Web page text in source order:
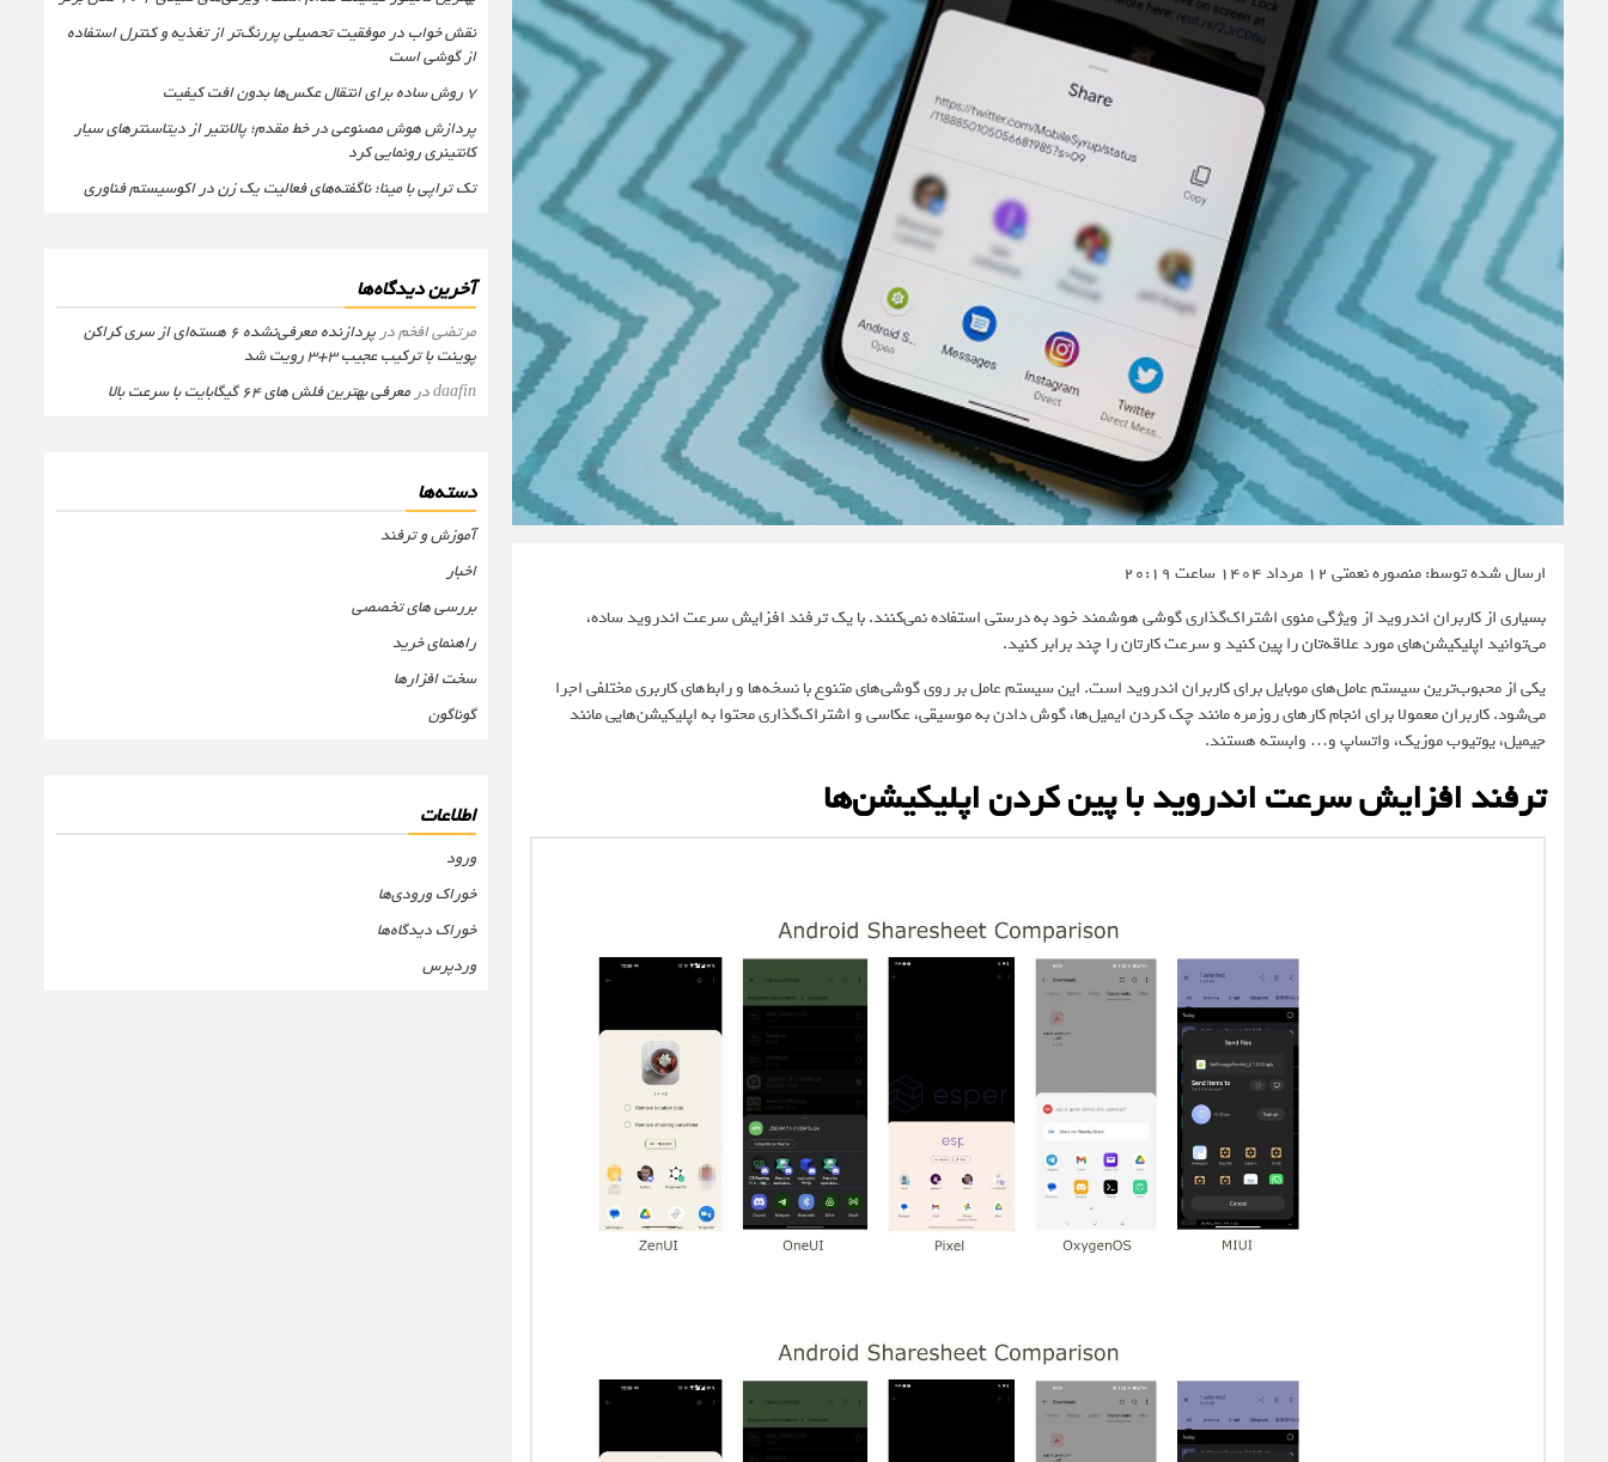
ارسال شده توسط: منصوره نعمتی 12 مرداد 1404 ساعت 20:19
بسیاری از کاربران اندروید از ویژگی منوی اشتراک‌گذاری گوشی هوشمند خود به درستی استفاده نمی‌کنند. با یک ترفند افزایش سرعت اندروید ساده،
می‌توانید اپلیکیشن‌های مورد علاقه‌تان را پین کنید و سرعت کارتان را چند برابر کنید.
یکی از محبوب‌ترین سیستم‌ عامل‌های موبایل برای کاربران اندروید است. این سیستم عامل بر روی گوشی‌های متنوع با نسخه‌ها و رابط‌های کاربری مختلفی اجرا
می‌شود. کاربران معمولا برای انجام کارهای روزمره مانند چک کردن ایمیل‌ها، گوش دادن به موسیقی، عکاسی و اشتراک‌گذاری محتوا به اپلیکیشن‌هایی مانند
جیمیل، یوتیوب موزیک، واتساپ و… وابسته هستند.
ترفند افزایش سرعت اندروید با پین کردن اپلیکیشن‌ها
نقش خواب در موفقیت تحصیلی پررنگ‌تر از تغذیه و کنترل استفاده
از گوشی است
۷ روش ساده برای انتقال عکس‌ها بدون افت کیفیت
پردازش هوش مصنوعی در خط مقدم؛ پالانتیر از دیتاسنترهای سیار
کانتینری رونمایی کرد
تک تراپی با مینا؛ ناگفته‌های فعالیت یک زن در اکوسیستم فناوری
آخرین دیدگاه‌ها
مرتضی افخمدر
پردازنده معرفی‌نشده 6 هسته‌ای از سری کراکن
پوینت با ترکیب عجیب 3+3 رویت شد
daafinدر معرفی بهترین فلش های 64 گیگابایت با سرعت بالا
دسته‌ها
آموزش و ترفند
اخبار
بررسی های تخصصی
راهنمای خرید
سخت افزارها
گوناگون
اطلاعات
ورود
خوراک ورودی‌ها
خوراک دیدگاه‌ها
وردپرس